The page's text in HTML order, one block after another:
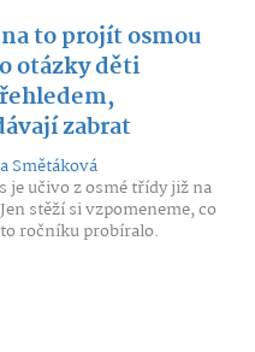
to projít osmou
otázky děti
zabrat
Smětáková
je učivo z osmé třídy již na
stěží si vzpomeneme, co
ročníku probíralo.